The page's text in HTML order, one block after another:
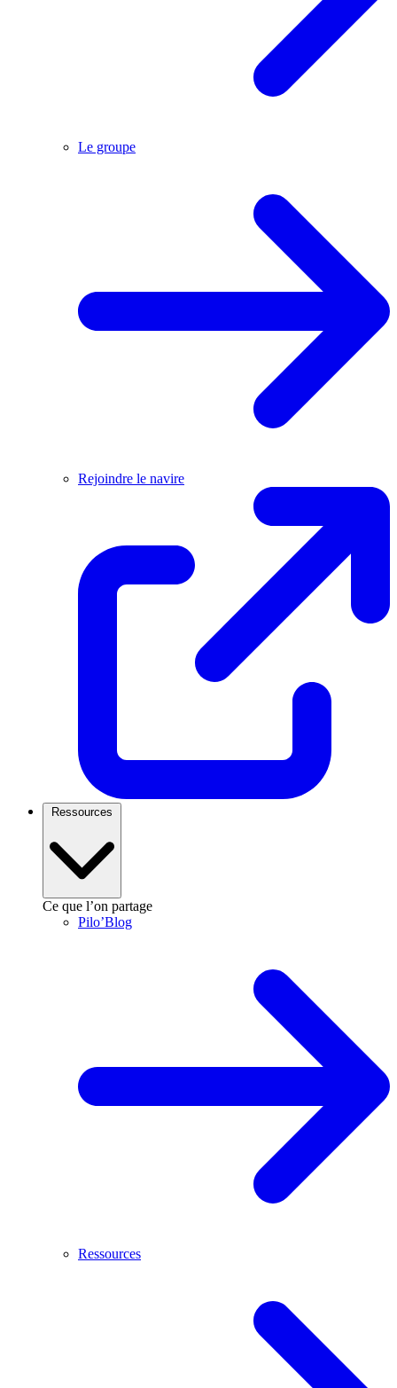
Le groupe
Rejoindre le navire
Ressources
Ce que l’on partage
Pilo’Blog
Ressources